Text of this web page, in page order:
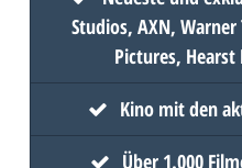
Studios, AXN, Warner
Pictures,
Kino mit den
Über 1.000